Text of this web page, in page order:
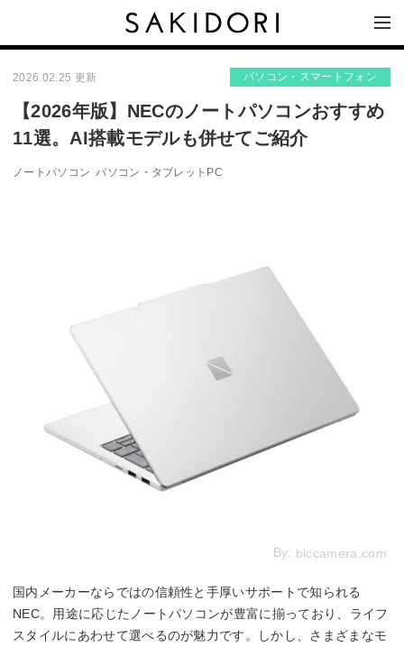
2026.02.25 更新 パソコン・スマートフォン
【2026年版】NECのノートパソコンおすすめ
11選。AI搭載モデルも併せてご紹介
ノートパソコン パソコン・タブレットPC
By: biccamera.com
国内メーカーならではの信頼性と手厚いサポートで知られる
NEC。用途に応じたノートパソコンが豊富に揃っており、ライフ
スタイルにあわせて選べるのが魅力です。しかし、さまざまなモ